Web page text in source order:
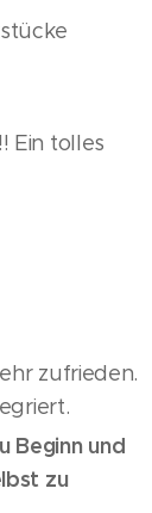
Ein tolles
zufrieden.
Beginn und
zu